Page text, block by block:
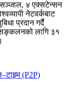
४ एक्सटेन्सन
नेटवर्कबाट
प्रदान गर्दै
लागि ३१
(P2P)